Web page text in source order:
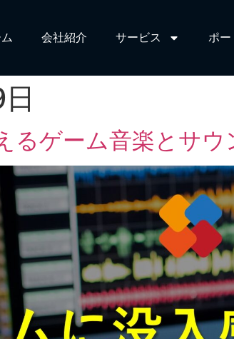
会社紹介 サービス​ ポー
るゲーム音楽とサウ